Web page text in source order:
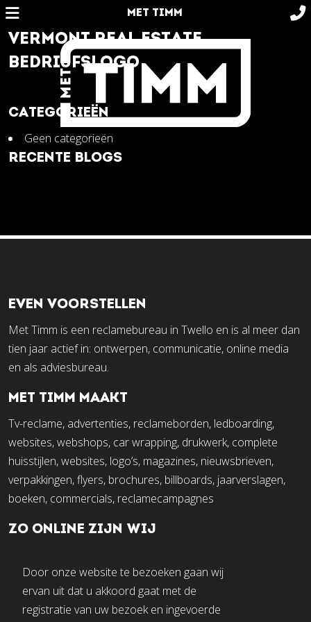
Door onze website te bezoeken gaan wij
ervan uit dat u akkoord gaat met de
registratie van uw bezoek en ingevoerde
MET TIMM
VERMONT REAL ESTATE
BEDRIJFSLOGO
CATEGORIEËN
Geen categorieën
RECENTE BLOGS
EVEN VOORSTELLEN
Met Timm is een reclamebureau in Twello en is al meer dan
tien jaar actief in: ontwerpen, communicatie, online media
en als adviesbureau.
MET TIMM MAAKT
Tv-reclame, advertenties, reclameborden, ledboarding,
websites, webshops, car wrapping, drukwerk, complete
huisstijlen, websites, logo’s, magazines, nieuwsbrieven,
verpakkingen, flyers, brochures, billboards, jaarverslagen,
boeken, commercials, reclamecampagnes
ZO ONLINE ZIJN WIJ